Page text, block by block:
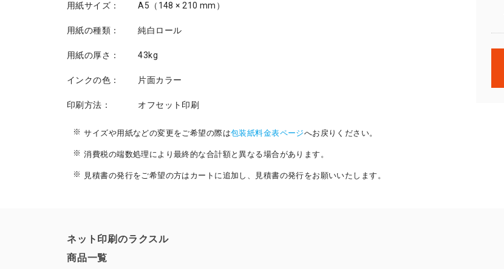
用紙サイズ： A5（148 × 210 mm）
用紙の種類： 純白ロール
用紙の厚さ： 43kg
インクの色： 片面カラー
印刷方法： オフセット印刷
サイズや用紙などの変更をご希望の際は包装紙料金表ページへお戻りください。
消費税の端数処理により最終的な合計額と異なる場合があります。
見積書の発行をご希望の方はカートに追加し、見積書の発行をお願いいたします。
ネット印刷のラクスル
商品一覧